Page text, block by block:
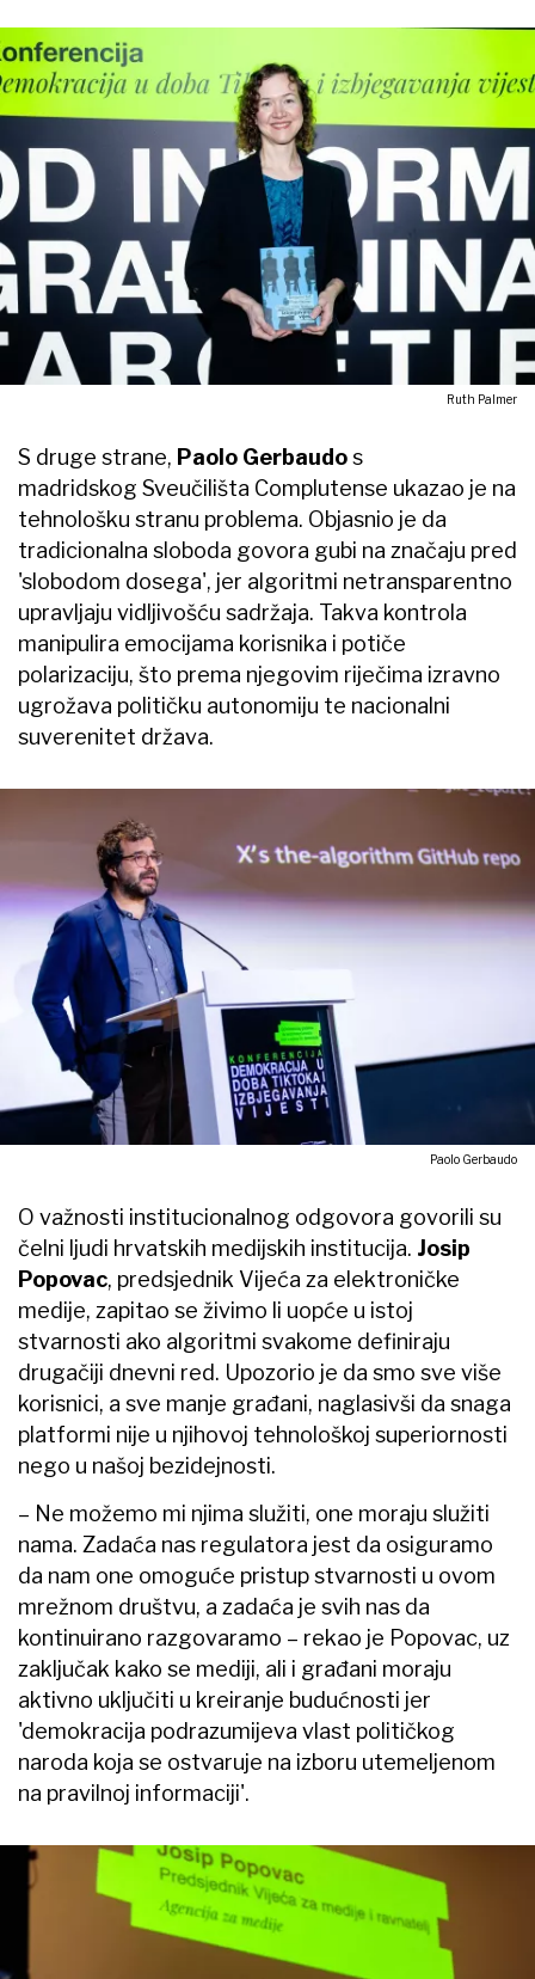
Ruth Palmer
S druge strane, Paolo Gerbaudos
madridskog Sveučilišta Complutense ukazao je na
tehnološku stranu problema. Objasnio je da
tradicionalna sloboda govora gubi na značaju pred
'slobodom dosega', jer algoritmi netransparentno
upravljaju vidljivošću sadržaja. Takva kontrola
manipulira emocijama korisnika i potiče
polarizaciju, što prema njegovim riječima izravno
ugrožava političku autonomiju te nacionalni
suverenitet država.
Paolo Gerbaudo
O važnosti institucionalnog odgovora govorili su
čelni ljudi hrvatskih medijskih institucija. Josip
Popovac, predsjednik Vijeća za elektroničke
medije, zapitao se živimo li uopće u istoj
stvarnosti ako algoritmi svakome definiraju
drugačiji dnevni red. Upozorio je da smo sve više
korisnici, a sve manje građani, naglasivši da snaga
platformi nije u njihovoj tehnološkoj superiornosti
nego u našoj bezidejnosti.
– Ne možemo mi njima služiti, one moraju služiti
nama. Zadaća nas regulatora jest da osiguramo
da nam one omoguće pristup stvarnosti u ovom
mrežnom društvu, a zadaća je svih nas da
kontinuirano razgovaramo – rekao je Popovac, uz
zaključak kako se mediji, ali i građani moraju
aktivno uključiti u kreiranje budućnosti jer
'demokracija podrazumijeva vlast političkog
naroda koja se ostvaruje na izboru utemeljenom
na pravilnoj informaciji'.